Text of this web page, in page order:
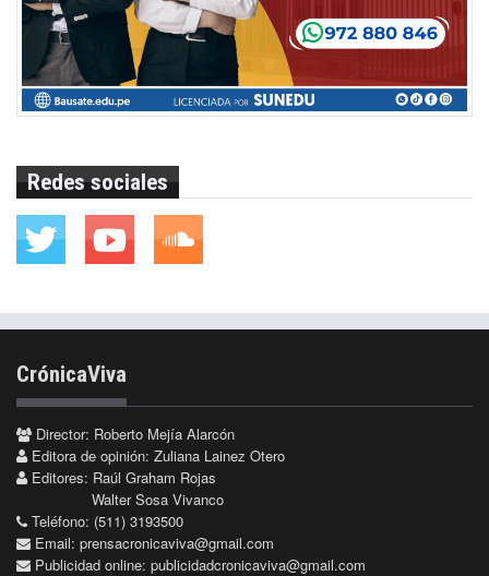
Redes sociales
CrónicaViva
Director: Roberto Mejía Alarcón
Editora de opinión: Zuliana Lainez Otero
Editores: Raúl Graham Rojas
Walter Sosa Vivanco
Teléfono: (511) 3193500
Email: prensacronicaviva@gmail.com
Publicidad online: publicidadcronicaviva@gmail.com